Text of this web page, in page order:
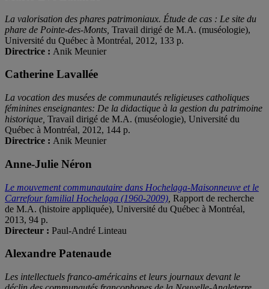
La valorisation des phares patrimoniaux. Étude de cas : Le site du
phare de Pointe-des-Monts, Travail dirigé de M.A. (muséologie),
Université du Québec à Montréal, 2012, 133 p.
Directrice : Anik Meunier
Catherine Lavallée
La vocation des musées de communautés religieuses catholiques
féminines enseignantes: De la didactique à la gestion du patrimoine
historique, Travail dirigé de M.A. (muséologie), Université du
Québec à Montréal, 2012, 144 p.
Directrice : Anik Meunier
Anne-Julie Néron
Le mouvement communautaire dans Hochelaga-Maisonneuve et le
Carrefour familial Hochelaga (1960-2009) Rapport de recherche
de M.A. (histoire appliquée), Université du Québec à Montréal,
2013, 94 p.
Directeur : Paul-André Linteau
Alexandre Patenaude
Les intellectuels franco-américains et leurs journaux devant le